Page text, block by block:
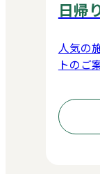
日帰
人気の
トのご